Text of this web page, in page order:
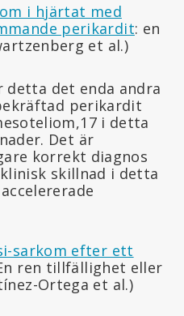
i hjärtat med
perikardit: en
et al.)
detta det enda andra
perikardit
i detta
Det är
korrekt diagnos
skillnad i detta
sarkom efter ett
ren tillfällighet eller
Ortega et al.)